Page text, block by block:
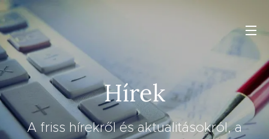
Hírek
A friss hírekről és aktualitásokról, a